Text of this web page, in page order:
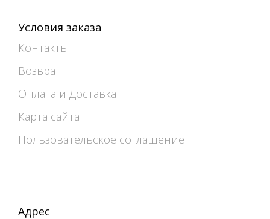
Условия заказа
Контакты
Возврат
Оплата и Доставка
Карта сайта
Пользовательское соглашение
Адрес